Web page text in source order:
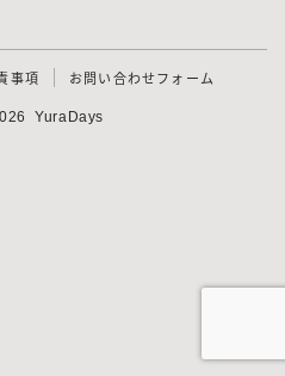
事項 お問い合わせフォーム
YuraDays